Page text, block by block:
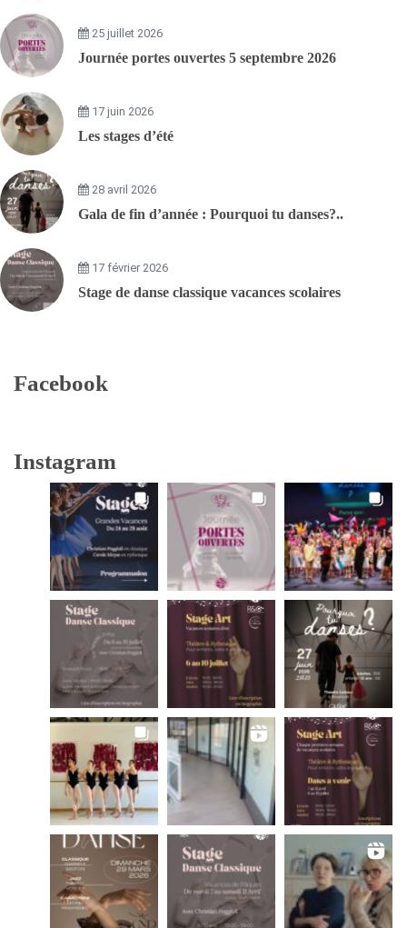
25 juillet 2026
Journée portes ouvertes 5 septembre 2026
17 juin 2026
Les stages d’été
28 avril 2026
Gala de fin d’année : Pourquoi tu danses?..
17 février 2026
Stage de danse classique vacances scolaires
Facebook
Instagram